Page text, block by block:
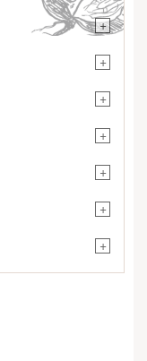
+
+
+
+
+
+
+